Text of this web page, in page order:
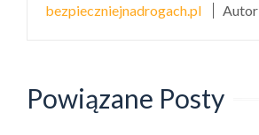
bezpieczniejnadrogach.pl Autor
Powiązane Posty